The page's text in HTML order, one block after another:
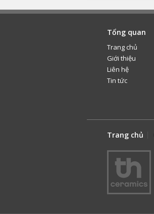
Tổng quan
Trang chủ
Giới thiệu
Liên hệ
Tin tức
Trang chủ